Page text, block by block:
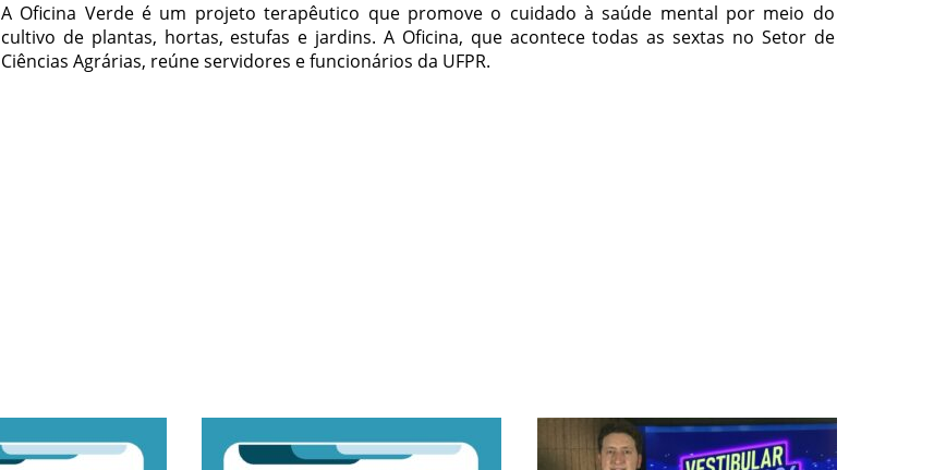
A Oficina Verde é um projeto terapêutico que promove o cuidado à saúde mental por meio do
cultivo de plantas, hortas, estufas e jardins. A Oficina, que acontece todas as sextas no Setor de
Ciências Agrárias, reúne servidores e funcionários da UFPR.